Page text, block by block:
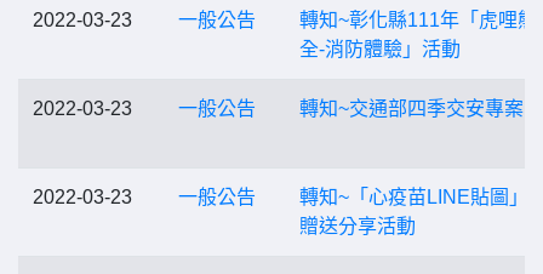
2022-03-23 一般公告
轉知~彰化縣111年「虎哩熊
全-消防體驗」活動
2022-03-23 一般公告 轉知~交通部四季交安專案
2022-03-23 一般公告
轉知~「心疫苗LINE貼圖」
贈送分享活動